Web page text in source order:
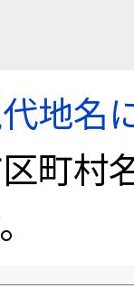
地名
町村